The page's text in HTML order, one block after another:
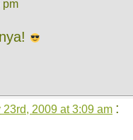
pm
23rd, 2009 at 3:09 am :